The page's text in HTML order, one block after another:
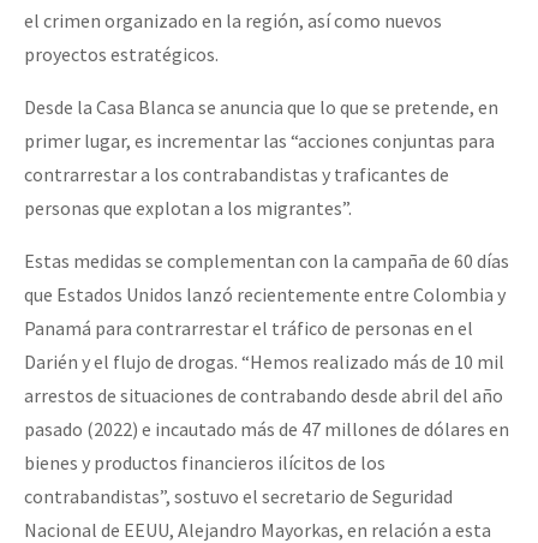
el crimen organizado en la región, así como nuevos
proyectos estratégicos.
Desde la Casa Blanca se anuncia que lo que se pretende, en
primer lugar, es incrementar las “acciones conjuntas para
contrarrestar a los contrabandistas y traficantes de
personas que explotan a los migrantes”.
Estas medidas se complementan con la campaña de 60 días
que Estados Unidos lanzó recientemente entre Colombia y
Panamá para contrarrestar el tráfico de personas en el
Darién y el flujo de drogas. “Hemos realizado más de 10 mil
arrestos de situaciones de contrabando desde abril del año
pasado (2022) e incautado más de 47 millones de dólares en
bienes y productos financieros ilícitos de los
contrabandistas”, sostuvo el secretario de Seguridad
Nacional de EEUU, Alejandro Mayorkas, en relación a esta